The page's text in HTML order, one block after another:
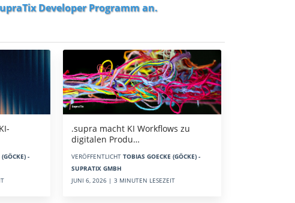
Developer Programman.
-
.supra macht KI Workflows zu
digitalen Produ…
VERÖFFENTLICHT TOBIAS GOECKE (GÖCKE) -
SUPRATIX GMBH
JUNI 6, 2026 | 3 MINUTEN LESEZEIT